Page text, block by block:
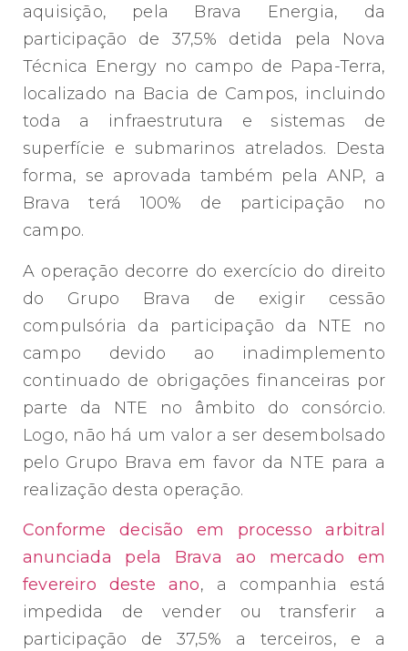
aquisição, pela Brava Energia, da
participação de 37,5% detida pela Nova
Técnica Energy no campo de Papa-Terra,
localizado na Bacia de Campos, incluindo
toda a infraestrutura e sistemas de
superfície e submarinos atrelados. Desta
forma, se aprovada também pela ANP, a
Brava terá 100% de participação no
campo.
A operação decorre do exercício do direito
do Grupo Brava de exigir cessão
compulsória da participação da NTE no
campo devido ao inadimplemento
continuado de obrigações financeiras por
parte da NTE no âmbito do consórcio.
Logo, não há um valor a ser desembolsado
pelo Grupo Brava em favor da NTE para a
realização desta operação.
Conforme decisão em processo arbitral
anunciada pela Brava ao mercado em
fevereiro deste ano, a companhia está
impedida de vender ou transferir a
participação de 37,5% a terceiros, e a